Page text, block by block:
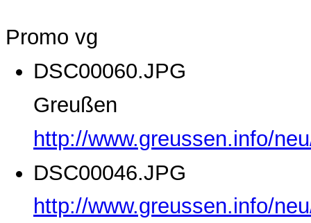
Promo vg
DSC00060.JPG
Greußen
http://www.greussen.info/
DSC00046.JPG
http://www.greussen.info/